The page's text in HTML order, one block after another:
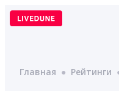
Перейти
Главная ● Рейтинги